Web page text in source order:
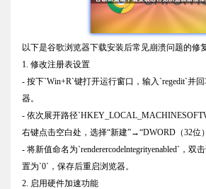
以下是谷歌浏览器下载安装后常见崩溃问题的修
1. 修改注册表设置
- 按下`Win+R`键打开运行窗口，输入`regedit`并
器。
- 依次展开路径
右键点击空白处，选择“新建”→“DWORD（32位）
- 将新值命名为`renderercodelntegrityenabled`，双
置为`0`，保存后重启浏览器。
2. 启用硬件加速功能